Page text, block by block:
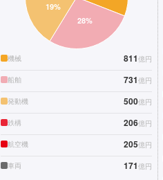
機械 811億円
船舶 731億円
発動機 500億円
鉄構 206億円
航空機 205億円
車両 171億円